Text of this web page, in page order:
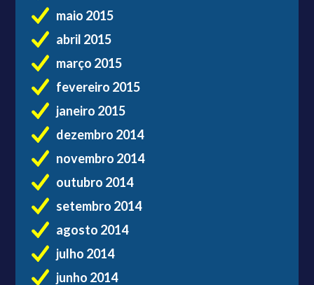
maio 2015
abril 2015
março 2015
fevereiro 2015
janeiro 2015
dezembro 2014
novembro 2014
outubro 2014
setembro 2014
agosto 2014
julho 2014
junho 2014